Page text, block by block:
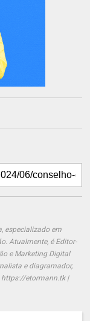
especializado em
Atualmente, é Editor-
e Marketing Digital
e diagramador,
https://etormann.tk |